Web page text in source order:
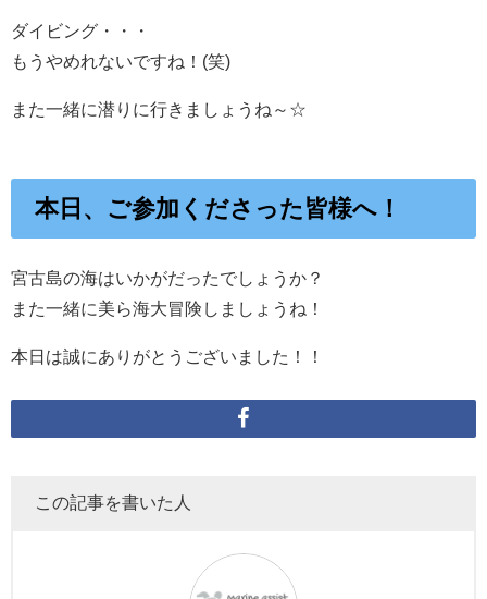
ダイビング・・・
もうやめれないですね！(笑)
また一緒に潜りに行きましょうね～☆
本日、ご参加くださった皆様へ！
宮古島の海はいかがだったでしょうか？
また一緒に美ら海大冒険しましょうね！
本日は誠にありがとうございました！！
この記事を書いた人